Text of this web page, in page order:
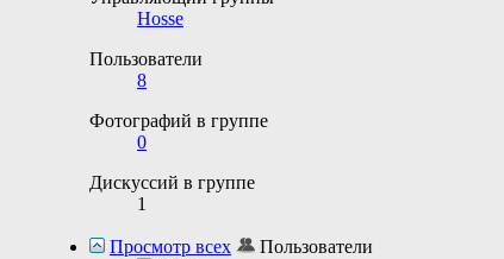
Hosse
Пользователи
8
Фотографий в группе
0
Дискуссий в группе
1
Просмотр всех Пользователи